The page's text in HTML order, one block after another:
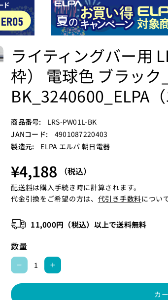
ライティングバー用
枠） 電球色 ブラック
BK_3240600_ELPA
商品番号:
S
K
U
LRS-PW01L-BK
JANコード:
4901087220403
製造元:
ELPA エルパ 朝日電器
¥4,188 （税込）
配送料は購入手続き時に計算されます。
代金引換をご希望の方は、 代引き手数料につい
11,000円（税込）以上で送料無料
数量
ラ
イ
ラ
イ
カ